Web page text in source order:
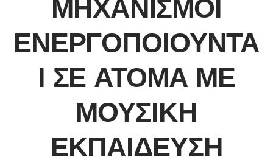
ΜΗΧΑΝΙΣΜΟΊ
ΕΝΕΡΓΟΠΟΙΟΎΝΤΑ
Ι ΣΕ ΆΤΟΜΑ ΜΕ
ΜΟΥΣΙΚΉ
ΕΚΠΑΊΔΕΥΣΗ